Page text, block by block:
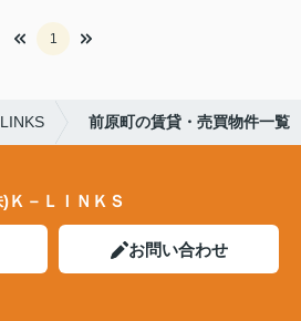
1
前原町の賃貸・売買物件一覧
Ｋ－ＬＩＮＫＳ
お問い合わせ